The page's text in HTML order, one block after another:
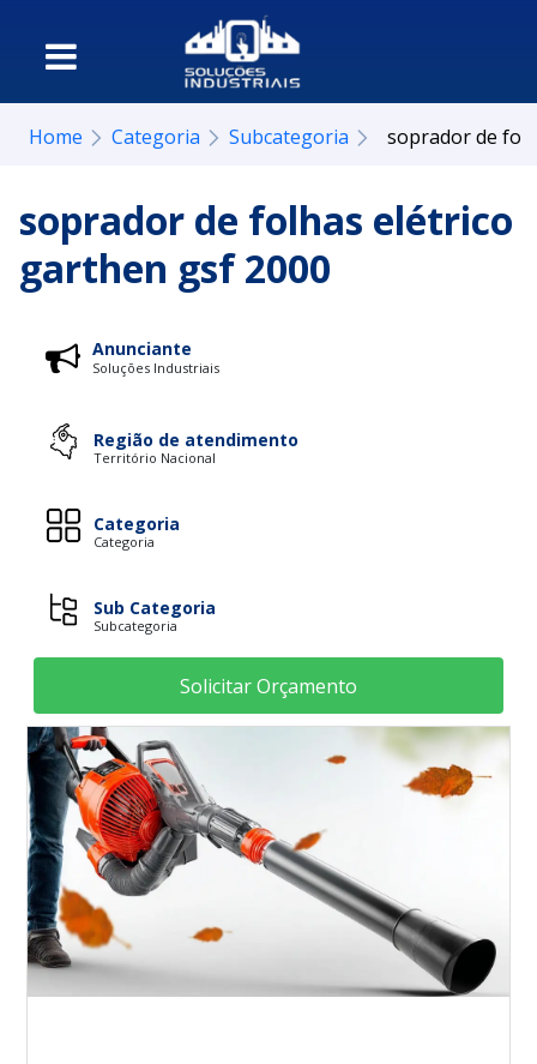
Home Categoria Subcategoria soprador de
soprador de folhas elétrico
garthen gsf 2000
Anunciante
Soluções Industriais
Região de atendimento
Território Nacional
Categoria
Categoria
Sub Categoria
Subcategoria
Solicitar Orçamento